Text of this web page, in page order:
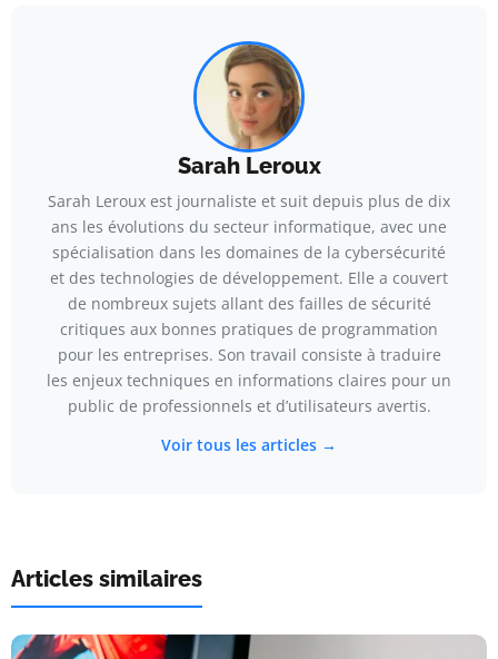
Sarah Leroux
Sarah Leroux est journaliste et suit depuis plus de dix
ans les évolutions du secteur informatique, avec une
spécialisation dans les domaines de la cybersécurité
et des technologies de développement. Elle a couvert
de nombreux sujets allant des failles de sécurité
critiques aux bonnes pratiques de programmation
pour les entreprises. Son travail consiste à traduire
les enjeux techniques en informations claires pour un
public de professionnels et d’utilisateurs avertis.
Voir tous les articles →
Articles similaires